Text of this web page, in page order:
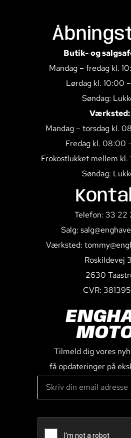
Butik- og
Mandag – fredag kl.
Lørdag kl. 10:00
Søndag:
Værksted:
Mandag – torsdag kl.
Fredag kl. 08:00
Frokostlukket mellem kl.
Søndag:
Telefon: 33 22
Salg:
Værksted:
Roskildevej
2630
CVR:
Tilmeld dig vores
få opdateringer på